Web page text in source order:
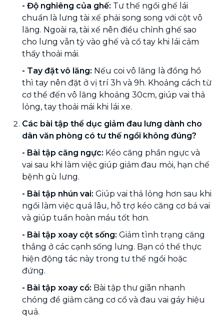
- Độ nghiêng của ghế: Tư thế ngồi ghế lái
chuẩn là lưng tài xế phải song song với cột vô
lăng. Ngoài ra, tài xế nên điều chỉnh ghế sao
cho lưng vẫn tỳ vào ghế và cổ tay khi lái cảm
thấy thoải mái.
- Tay đặt vô lăng: Nếu coi vô lăng là đồng hồ
thì tay nên đặt ở vị trí 3h và 9h. Khoảng cách từ
cơ thể đến vô lăng khoảng 30cm, giúp vai thả
lỏng, tay thoải mái khi lái xe.
Các bài tập thể dục giảm đau lưng dành cho
dân văn phòng có tư thế ngồi không đúng?
- Bài tập căng ngực: Kéo căng phần ngực và
vai sau khi làm việc giúp giảm đau mỏi, hạn chế
bệnh gù lưng.
- Bài tập nhún vai: Giúp vai thả lỏng hơn sau khi
ngồi làm việc quá lâu, hỗ trợ kéo căng cơ bả vai
và giúp tuần hoàn máu tốt hơn.
- Bài tập xoay cột sống: Giảm tình trạng căng
thẳng ở các cạnh sống lưng. Bạn có thể thực
hiện động tác này trong tư thế ngồi hoặc
đứng.
- Bài tập xoay cổ: Bài tập thư giãn nhanh
chóng để giảm căng cơ cổ và đau vai gáy hiệu
quả.